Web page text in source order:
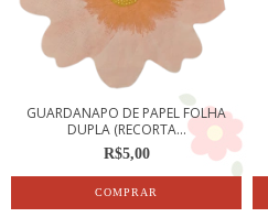
GUARDANAPO DE PAPEL FOLHA
DUPLA (RECORTA...
R$5,00